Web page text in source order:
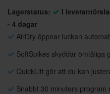
Lagerstatus:
I
- 4 dagar
AirDry öppnar luckan
SoftSpikes skyddar ömtåliga
QuickLift gör att du kan
Snabbt 30 minuters program